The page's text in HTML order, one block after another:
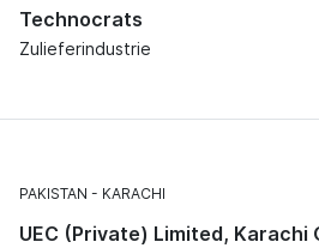
Technocrats
Zulieferindustrie
PAKISTAN KARACHI
UEC (Private) Limited, Karachi